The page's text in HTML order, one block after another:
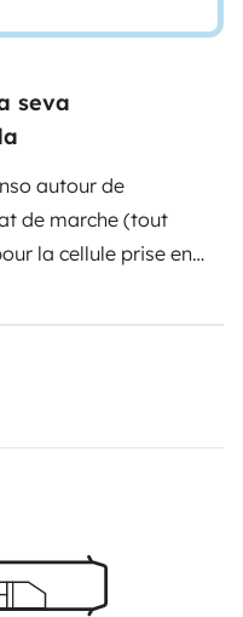
seva
autour de
de marche (tout
la cellule prise en
arrière, porte vélos
électrique !
tapis de sol
Je précise que le
à l'intérieur.